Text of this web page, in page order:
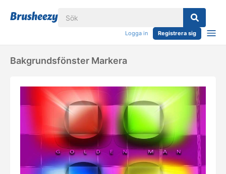
Logga in Registrera sig
Bakgrundsfönster Markera